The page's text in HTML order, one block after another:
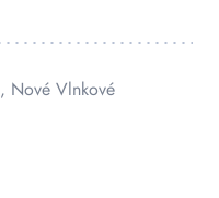
, Nové Vlnkové